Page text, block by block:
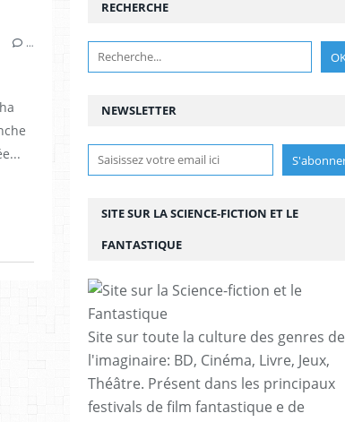
,ILLUSTRATEUR,FESTIVAL
…
NEWSLETTER
RECHERCHE
SITE SUR LA SCIENCE-FICTION ET LE
FANTASTIQUE
Site sur toute la culture des genres de
l'imaginaire: BD, Cinéma, Livre, Jeux,
Théâtre. Présent dans les principaux
festivals de film fantastique e de